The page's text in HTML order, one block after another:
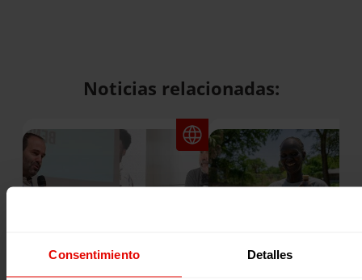
Consentimiento Detalles
Noticias relacionadas:
Noticia Noticia